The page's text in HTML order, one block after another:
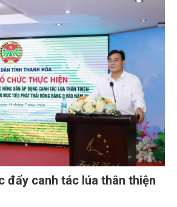
là mục tiêu đưa phát thải ròng
năm 2050.
đẩy canh tác lúa thân thiện